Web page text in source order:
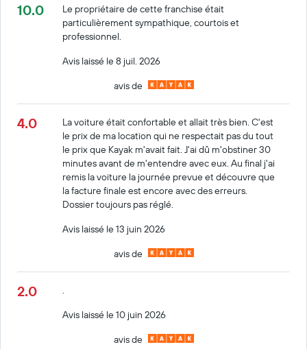
10.0
Le propriétaire de cette franchise était
particulièrement sympathique, courtois et
professionnel.
Avis laissé le 8 juil. 2026
avis de
4.0
La voiture était confortable et allait très bien. C'est
le prix de ma location qui ne respectait pas du tout
le prix que Kayak m'avait fait. J'ai dû m'obstiner 30
minutes avant de m'entendre avec eux. Au final j'ai
remis la voiture la journée prevue et découvre que
la facture finale est encore avec des erreurs.
Dossier toujours pas réglé.
Avis laissé le 13 juin 2026
avis de
2.0
Avis laissé le 10 juin 2026
avis de